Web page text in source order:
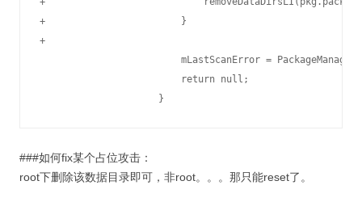
+                        }
+
mLastScanError =
                         return null;
###如何fix某个占位攻击：
root下删除该数据目录即可，非root。。。那只能reset了。